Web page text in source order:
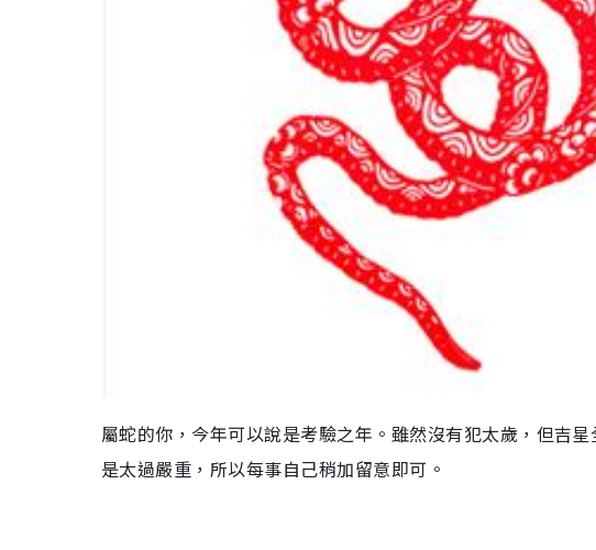
屬蛇的你，今年可以說是考驗之年。雖然沒有犯太歲，但吉
是太過嚴重，所以每事自己稍加留意即可。